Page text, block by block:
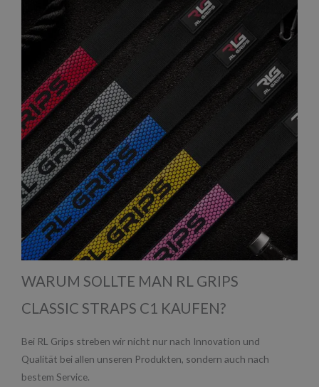
WARUM SOLLTE MAN RL GRIPS
CLASSIC STRAPS C1 KAUFEN?
Bei RL Grips streben wir nicht nur nach Innovation und
Qualität bei allen unseren Produkten, sondern auch nach
bestem Service.